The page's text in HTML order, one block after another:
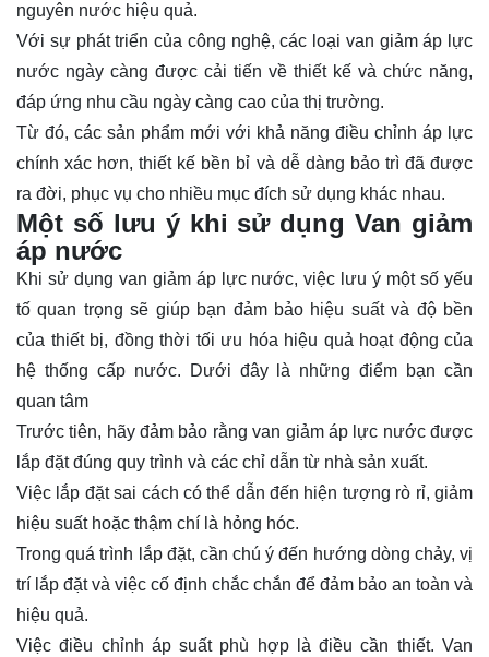
nguyên nước hiệu quả.
Với sự phát triển của công nghệ, các loại van giảm áp lực
nước ngày càng được cải tiến về thiết kế và chức năng,
đáp ứng nhu cầu ngày càng cao của thị trường.
Từ đó, các sản phẩm mới với khả năng điều chỉnh áp lực
chính xác hơn, thiết kế bền bỉ và dễ dàng bảo trì đã được
ra đời, phục vụ cho nhiều mục đích sử dụng khác nhau.
Một số lưu ý khi sử dụng Van giảm
áp nước
Khi sử dụng van giảm áp lực nước, việc lưu ý một số yếu
tố quan trọng sẽ giúp bạn đảm bảo hiệu suất và độ bền
của thiết bị, đồng thời tối ưu hóa hiệu quả hoạt động của
hệ thống cấp nước. Dưới đây là những điểm bạn cần
quan tâm
Trước tiên, hãy đảm bảo rằng van giảm áp lực nước được
lắp đặt đúng quy trình và các chỉ dẫn từ nhà sản xuất.
Việc lắp đặt sai cách có thể dẫn đến hiện tượng rò rỉ, giảm
hiệu suất hoặc thậm chí là hỏng hóc.
Trong quá trình lắp đặt, cần chú ý đến hướng dòng chảy, vị
trí lắp đặt và việc cố định chắc chắn để đảm bảo an toàn và
hiệu quả.
Việc điều chỉnh áp suất phù hợp là điều cần thiết. Van